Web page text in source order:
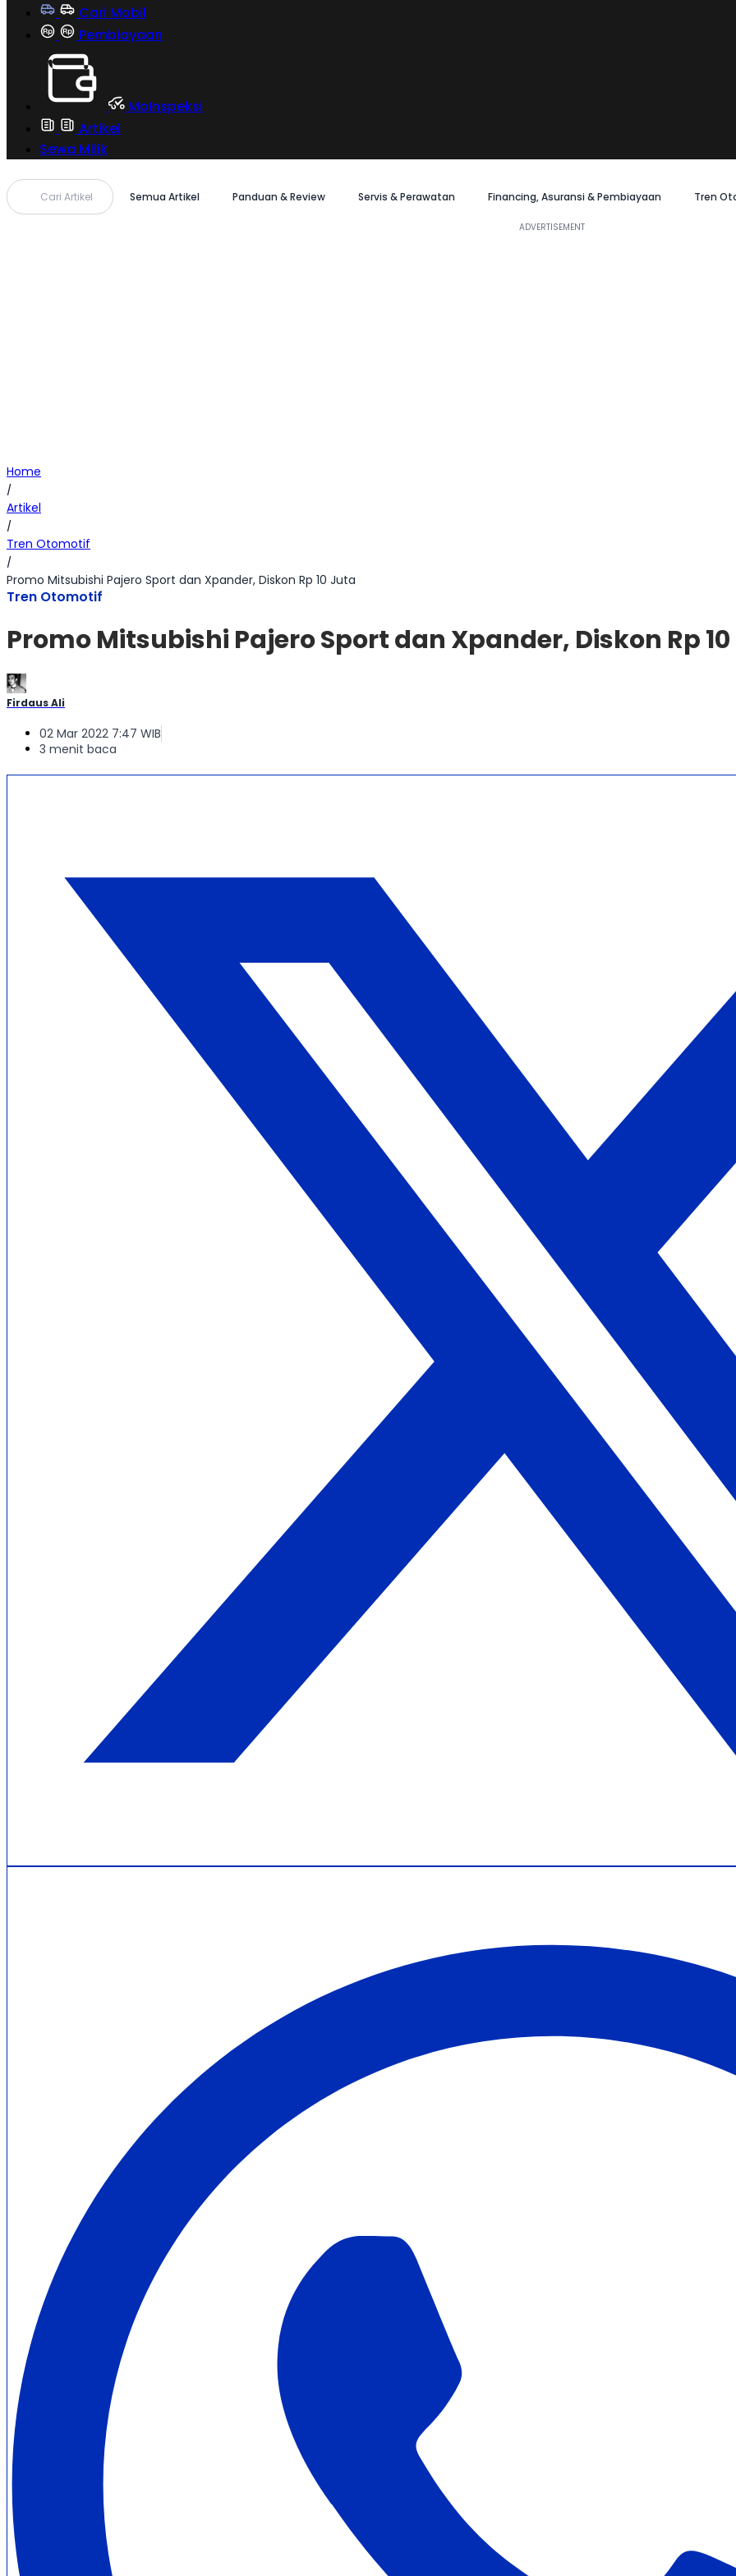
Cari Mobil
Pembiayaan
MoInspeksi
Artikel
Sewa Milik
Cari Artikel Semua Artikel Panduan & Review Servis & Perawatan Financing, Asuransi & Pembiayaan Tren
Home
/
Artikel
/
Tren Otomotif
/
Promo Mitsubishi Pajero Sport dan Xpander, Diskon Rp 10 Juta
Tren Otomotif
Promo Mitsubishi Pajero Sport dan Xpander, Diskon Rp
Firdaus Ali
02 Mar 2022 7:47 WIB
3 menit baca